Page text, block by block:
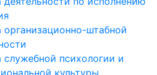
организационно-штабной
служебной психологии и
культуры